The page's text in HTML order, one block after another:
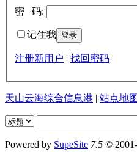
密 码:
记住我
注册新用户 | 找回密码
天山云海综合信息港 | 站点地图
Powered by SupeSite 7.5 ©